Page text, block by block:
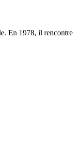
En 1978, il rencontre